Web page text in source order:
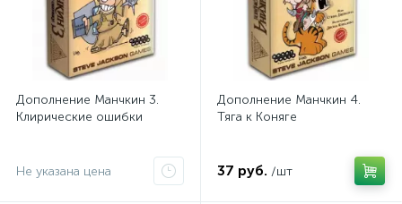
Дополнение Манчкин 3.
Клирические ошибки
Не указана цена
Дополнение Манчкин 4.
Тяга к Коняге
37 руб. /шт